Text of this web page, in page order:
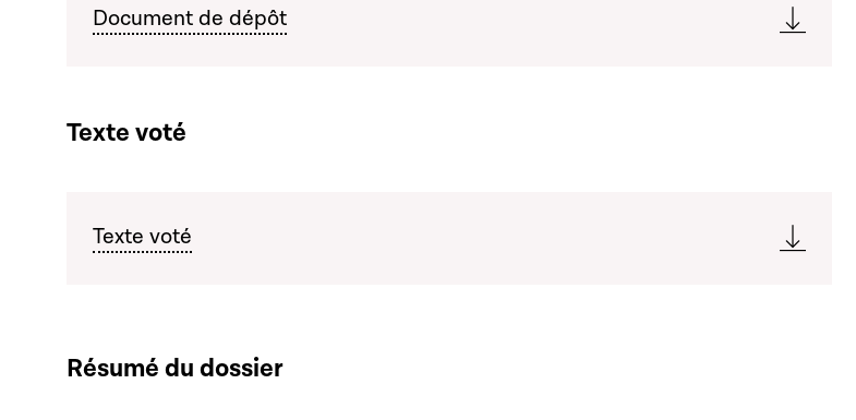
Document de dépôt
Texte voté
Texte voté
Résumé du dossier